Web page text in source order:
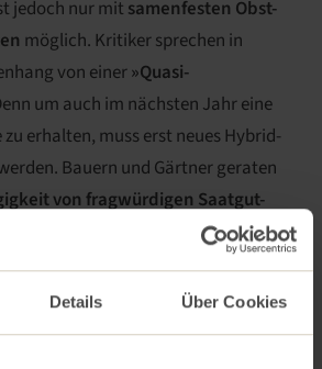
Details Über Cookies
jedoch nur mit samenfesten Obst-
möglich. Kritiker sprechen in
von einer»Quasi-
um auch im nächsten Jahr eine
erhalten, muss erst neues Hybrid-
Bauern und Gärtner geraten
von fragwürdigen Saatgut-
Bayer oder Syngenta,
auch in der Agrochemie liegt.
gingen in den letzten 100